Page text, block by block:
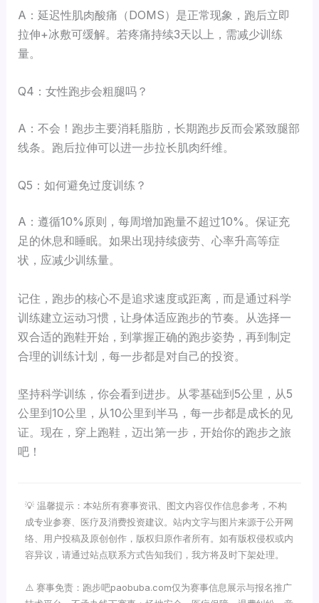
A：延迟性肌肉酸痛（DOMS）是正常现象，跑后立即
拉伸+冰敷可缓解。若疼痛持续3天以上，需减少训练
量。
Q4：女性跑步会粗腿吗？
A：不会！跑步主要消耗脂肪，长期跑步反而会紧致腿部
线条。跑后拉伸可以进一步拉长肌肉纤维。
Q5：如何避免过度训练？
A：遵循10%原则，每周增加跑量不超过10%。保证充
足的休息和睡眠。如果出现持续疲劳、心率升高等症
状，应减少训练量。
记住，跑步的核心不是追求速度或距离，而是通过科学
训练建立运动习惯，让身体适应跑步的节奏。从选择一
双合适的跑鞋开始，到掌握正确的跑步姿势，再到制定
合理的训练计划，每一步都是对自己的投资。
坚持科学训练，你会看到进步。从零基础到5公里，从5
公里到10公里，从10公里到半马，每一步都是成长的见
证。现在，穿上跑鞋，迈出第一步，开始你的跑步之旅
吧！
💡 温馨提示：本站所有赛事资讯、图文内容仅作信息参考，不构
成专业参赛、医疗及消费投资建议。站内文字与图片来源于公开网
络、用户投稿及原创创作，版权归原作者所有。如有版权侵权或内
容异议，请通过站点联系方式告知我们，我方将及时下架处理。
⚠️ 赛事免责：跑步吧paobuba.com仅为赛事信息展示与报名推广